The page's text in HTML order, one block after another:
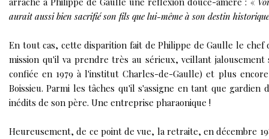
aurait aussi bien sacrifié son fils que lui-même à son destin
En tout cas, cette disparition fait de Philippe de Gaulle le
mission qu'il va prendre très au sérieux, veillant
confiée en 1979 à l'institut Charles-de-Gaulle) et plus
Boissieu. Parmi les tâches qu'il s'assigne en tant que
inédits de son père. Une entreprise pharaonique !
Heureusement, de ce point de vue, la retraite, en décembre